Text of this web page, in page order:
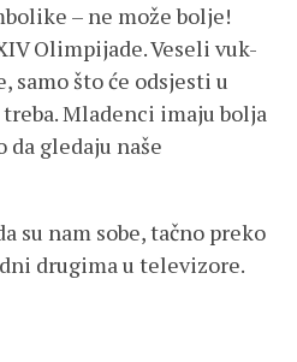
– ne može bolje!
Olimpijade. Veseli vuk-
samo što će odsjesti u
Mladenci imaju bolja
da gledaju naše
su nam sobe, tačno preko
drugima u televizore.